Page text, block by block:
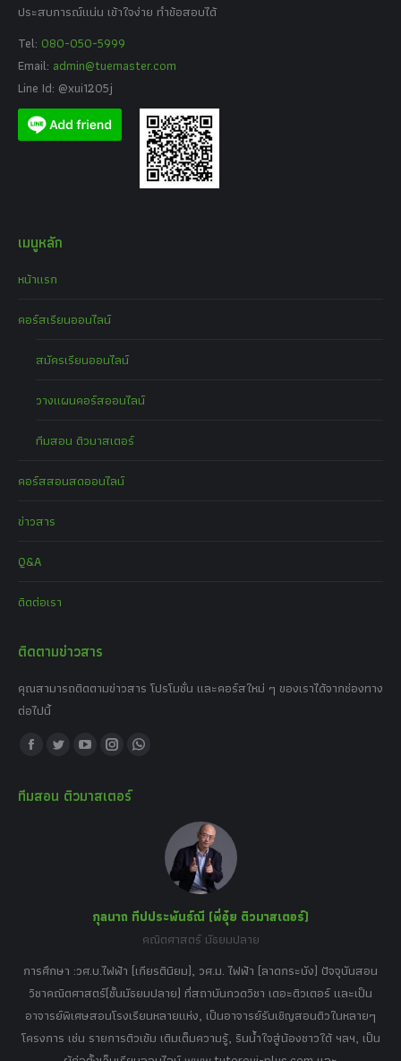
ประสบการณ์แน่น เข้าใจง่าย ทำข้อสอบได้
Tel: 080-050-5999
Email: admin@tuemaster.com
Line Id: @xui1205j
เมนูหลัก
หน้าแรก
คอร์สเรียนออนไลน์
สมัครเรียนออนไลน์
วางแผนคอร์สออนไลน์
ทีมสอน ติวมาสเตอร์
คอร์สสอนสดออนไลน์
ข่าวสาร
Q&A
ติดต่อเรา
ติดตามข่าวสาร
คุณสามารถติดตามข่าวสาร โปรโมชั่น และคอร์สใหม่ ๆ ของเราได้จากช่องทาง
ต่อไปนี้
Find us on:
Facebook
opens
Twitter
opens
YouTube
opens
Instagram
opens
Whatsapp
window
ทีมสอน ติวมาสเตอร์
กุลนาถ ทีปประพันธ์ณี (พี่อุ๋ย ติวมาสเตอร์)
คณิตศาสตร์ มัธยมปลาย
การศึกษา :วศ.บ.ไฟฟ้า (เกียรตินิยม), วศ.ม. ไฟฟ้า (ลาดกระบัง) ปัจจุบันสอน
วิชาคณิตศาสตร์(ชั้นมัธยมปลาย) ที่สถาบันกวดวิชา เดอะติวเตอร์ และเป็น
อาจารย์พิเศษสอนโรงเรียนหลายแห่ง, เป็นอาจารย์รับเชิญสอนติวในหลายๆ
โครงการ เช่น รายการติวเข้ม เติมเต็มความรู้, รินน้ำใจสู่น้องชาวใต้ ฯลฯ, เป็น